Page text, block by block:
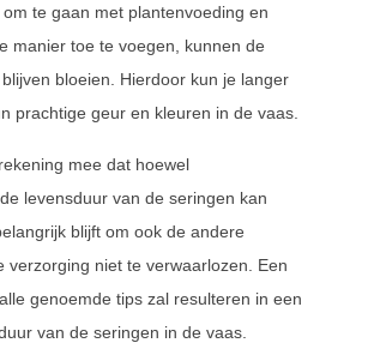
te gaan met plantenvoeding en
manier toe te voegen, kunnen de
bloeien. Hierdoor kun je langer
prachtige geur en kleuren in de vaas.
mee dat hoewel
levensduur van de seringen kan
blijft om ook de andere
verzorging niet te verwaarlozen. Een
genoemde tips zal resulteren in een
van de seringen in de vaas.